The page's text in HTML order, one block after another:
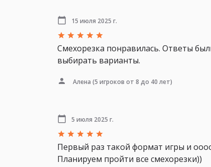
15 июля 2025 г.
Смехорезка понравилась. Ответы
выбирать варианты.
Алена (5 игроков от 8 до 40 лет)
5 июля 2025 г.
Первый раз такой формат игры и
Планируем пройти все смехорезки))